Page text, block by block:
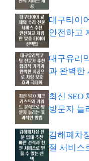
대구타이
안전하고
대구유리
과 완벽한
최신 SEO
방문자 늘
김해폐차
절 서비스